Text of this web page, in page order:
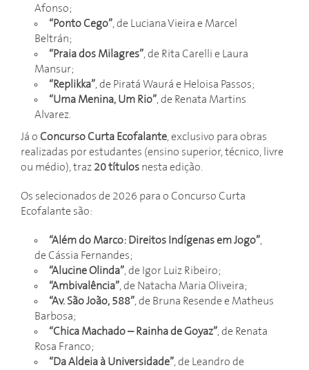
Afonso;
“Ponto Cego”, de Luciana Vieira e Marcel
Beltrán;
“Praia dos Milagres”, de Rita Carelli e Laura
Mansur;
“Replikka”, de Piratá Waurá e Heloisa Passos;
“Uma Menina, Um Rio”, de Renata Martins
Alvarez.
Já o Concurso Curta Ecofalante, exclusivo para obras
realizadas por estudantes (ensino superior, técnico, livre
ou médio), traz 20 títulos nesta edição.
Os selecionados de 2026 para o Concurso Curta
Ecofalante são:
“Além do Marco: Direitos Indígenas em Jogo”,
de Cássia Fernandes;
“Alucine Olinda”, de Igor Luiz Ribeiro;
“Ambivalência”, de Natacha Maria Oliveira;
“Av. São João, 588”, de Bruna Resende e Matheus
Barbosa;
“Chica Machado – Rainha de Goyaz”, de Renata
Rosa Franco;
“Da Aldeia à Universidade”, de Leandro de